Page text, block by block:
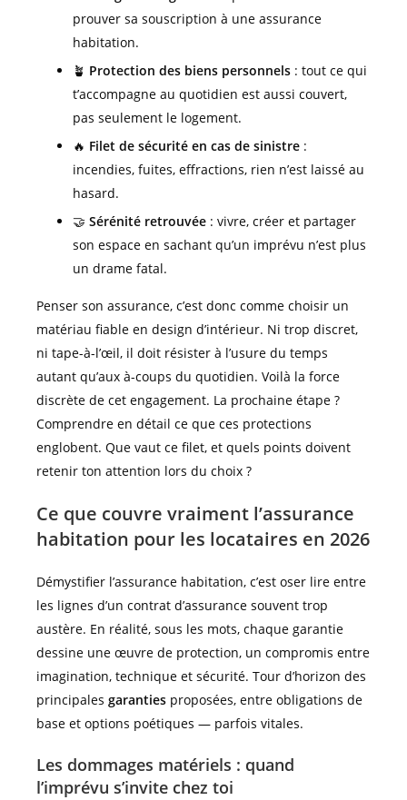
prouver sa souscription à une assurance
habitation.
🪴 Protection des biens personnels : tout ce qui
t’accompagne au quotidien est aussi couvert,
pas seulement le logement.
🔥 Filet de sécurité en cas de sinistre :
incendies, fuites, effractions, rien n’est laissé au
hasard.
🤝 Sérénité retrouvée : vivre, créer et partager
son espace en sachant qu’un imprévu n’est plus
un drame fatal.
Penser son assurance, c’est donc comme choisir un
matériau fiable en design d’intérieur. Ni trop discret,
ni tape-à-l’œil, il doit résister à l’usure du temps
autant qu’aux à-coups du quotidien. Voilà la force
discrète de cet engagement. La prochaine étape ?
Comprendre en détail ce que ces protections
englobent. Que vaut ce filet, et quels points doivent
retenir ton attention lors du choix ?
Ce que couvre vraiment l’assurance
habitation pour les locataires en 2026
Démystifier l’assurance habitation, c’est oser lire entre
les lignes d’un contrat d’assurance souvent trop
austère. En réalité, sous les mots, chaque garantie
dessine une œuvre de protection, un compromis entre
imagination, technique et sécurité. Tour d’horizon des
principales garanties proposées, entre obligations de
base et options poétiques — parfois vitales.
Les dommages matériels : quand
l’imprévu s’invite chez toi